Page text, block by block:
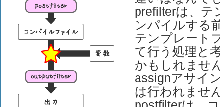
prefilterは、テ
ンパイルする
テンプレート
て行う処理と
かもしれませ
assignアサイ
は行われませ